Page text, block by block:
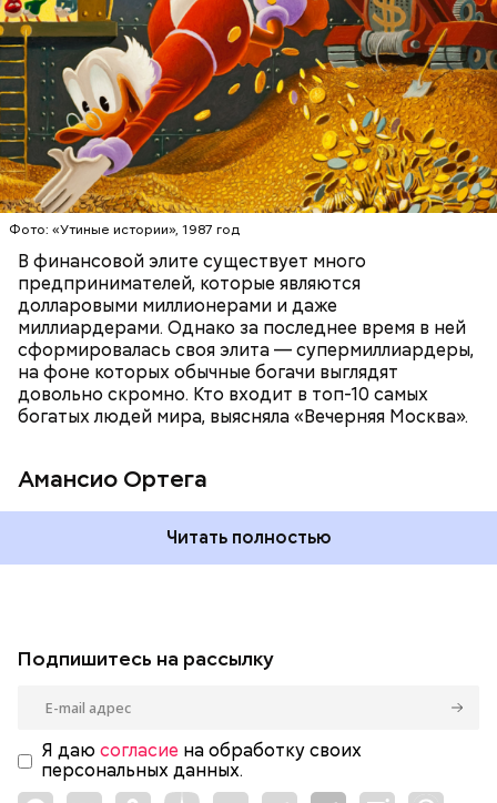
Фото: «Утиные истории», 1987 год
В финансовой элите существует много
предпринимателей, которые являются
долларовыми миллионерами и даже
миллиардерами. Однако за последнее время в ней
сформировалась своя элита — супермиллиардеры,
на фоне которых обычные богачи выглядят
довольно скромно. Кто входит в топ-10 самых
богатых людей мира, выясняла «Вечерняя Москва».
Амансио Ортега
Фото: Shutterstock
Читать полностью
БОГАТСТВО
БИЗНЕС
ПРЕДПРИНИМАТЕЛИ
МИЛЛИАРДЕРЫ
ДЕНЬГИ
Подпишитесь на рассылку
Я даю согласие на обработку своих
персональных данных.